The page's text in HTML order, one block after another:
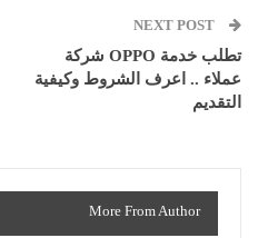
NEXT POST
شركة OPPO تطلب خدمة
عملاء .. اعرف الشروط وكيفية
التقديم
More From Author